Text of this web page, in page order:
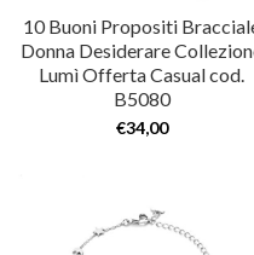
10 Buoni Propositi
Donna Desiderare
Lumì Offerta Casual cod.
B5080
€34,00